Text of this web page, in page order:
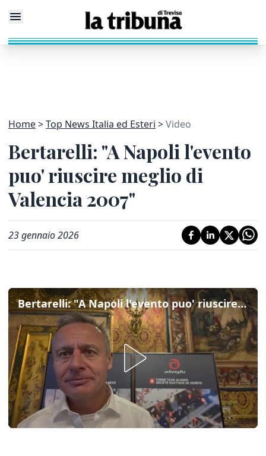
Home Top News Italia ed Esteri Video
Bertarelli: "A Napoli l'evento
puo' riuscire meglio di
Valencia 2007"
23 gennaio 2026
Bertarelli: "A Napoli l'evento puo' riuscire meglio di Valencia 2007"